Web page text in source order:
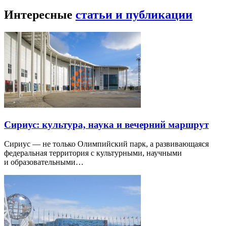
Интересные статьи и публикации
Сириус: культура, наука и вечерний маршрут
Сириус — не только Олимпийский парк, а развивающаяся
федеральная территория с культурными, научными
и образовательными…